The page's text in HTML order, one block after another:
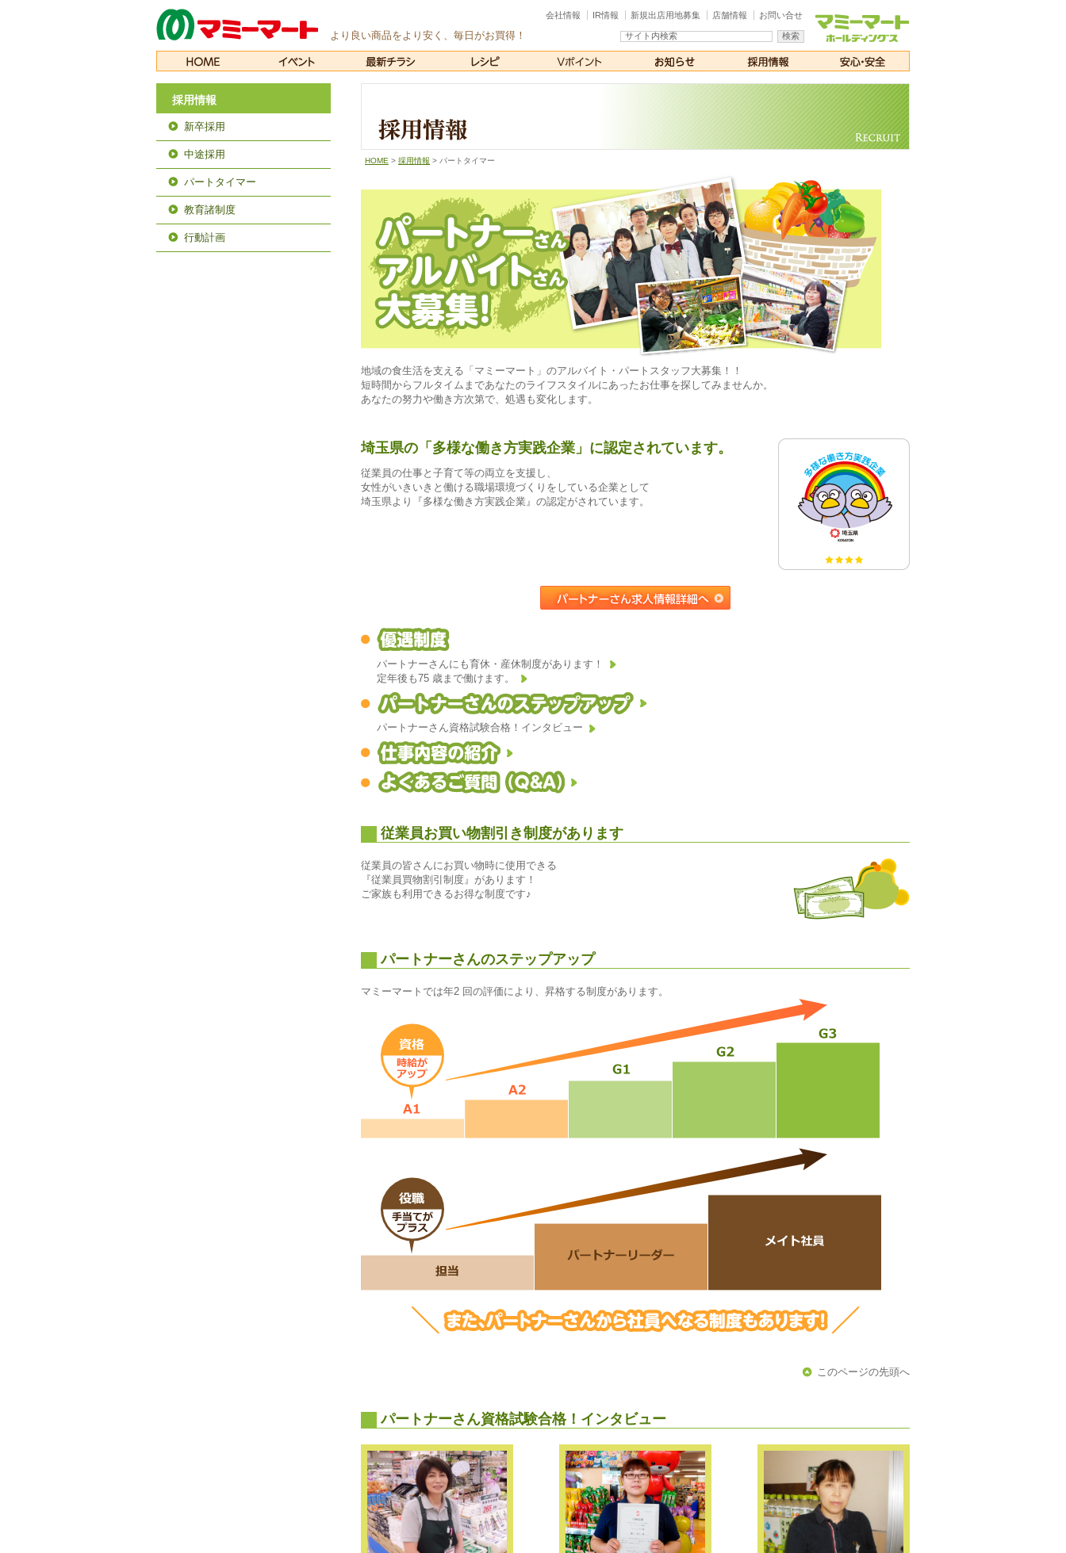
より良い商品をより安く、毎日がお買得！
会社情報 IR情報 新規出店用地募集 店舗情報 お問い合せ
HOME > 採用情報 > パートタイマー
地域の食生活を支える「マミーマート」のアルバイト・パートスタッフ大募集！！
短時間からフルタイムまであなたのライフスタイルにあったお仕事を探してみませんか。
あなたの努力や働き方次第で、処遇も変化します。
埼玉県の「多様な働き方実践企業」に認定されています。
従業員の仕事と子育て等の両立を支援し、
女性がいきいきと働ける職場環境づくりをしている企業として
埼玉県より『多様な働き方実践企業』の認定がされています。
パートナーさんにも育休・産休制度があります！
定年後も75 歳まで働けます。
パートナーさん資格試験合格！インタビュー
従業員お買い物割引き制度があります
従業員の皆さんにお買い物時に使用できる
『従業員買物割引制度』があります！
ご家族も利用できるお得な制度です♪
パートナーさんのステップアップ
マミーマートでは年2 回の評価により、昇格する制度があります。
このページの先頭へ
パートナーさん資格試験合格！インタビュー
採用情報
新卒採用
中途採用
パートタイマー
教育諸制度
行動計画